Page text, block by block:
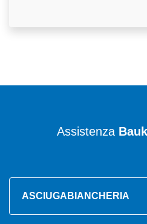
Assistenza
ASCIUGABIANCHERIA